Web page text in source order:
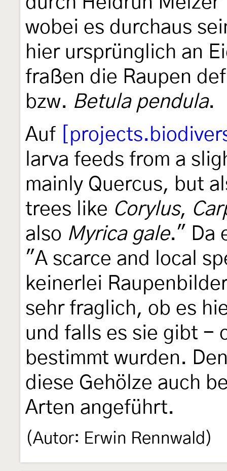
wobei es durchaus
hier ursprünglich an
fraßen die Raupen
bzw. Betula pendula.
Auf
larva feeds from a
mainly Quercus, but
trees like Corylus,
also Myrica gale." Da
"A scarce and local
keinerlei
sehr fraglich, ob es
und falls es sie gibt -
bestimmt wurden.
diese Gehölze auch
Arten angeführt.
(Autor: Erwin Rennwald)